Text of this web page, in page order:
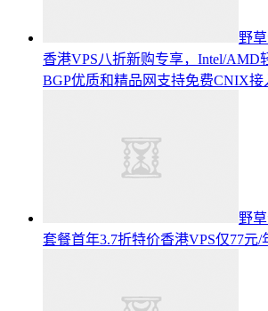
野
香港VPS八折新购专享，Intel/AMD
BGP优质和精品网支持免费CNIX接
野
套餐首年3.7折特价香港VPS仅77元/